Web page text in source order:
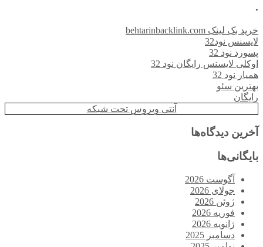
.
خرید بک لینک behtarinbacklink.com
لایسنس نود32
پسورد نود 32
اوکلی لایسنس رایگان نود 32
همیار نود 32
بهترین سئو
رایگان
آنتی ویروس تحت شبکه
آخرین دیدگاه‌ها
بایگانی‌ها
آگوست 2026
جولای 2026
ژوئن 2026
فوریه 2026
ژانویه 2026
دسامبر 2025